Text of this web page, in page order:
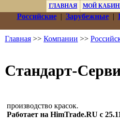
ГЛАВНАЯ МОЙ
Российские| Зарубежные|
Главная >> Компании >>
Стандарт-
производство красок.
Работает на HimTrade.RU с